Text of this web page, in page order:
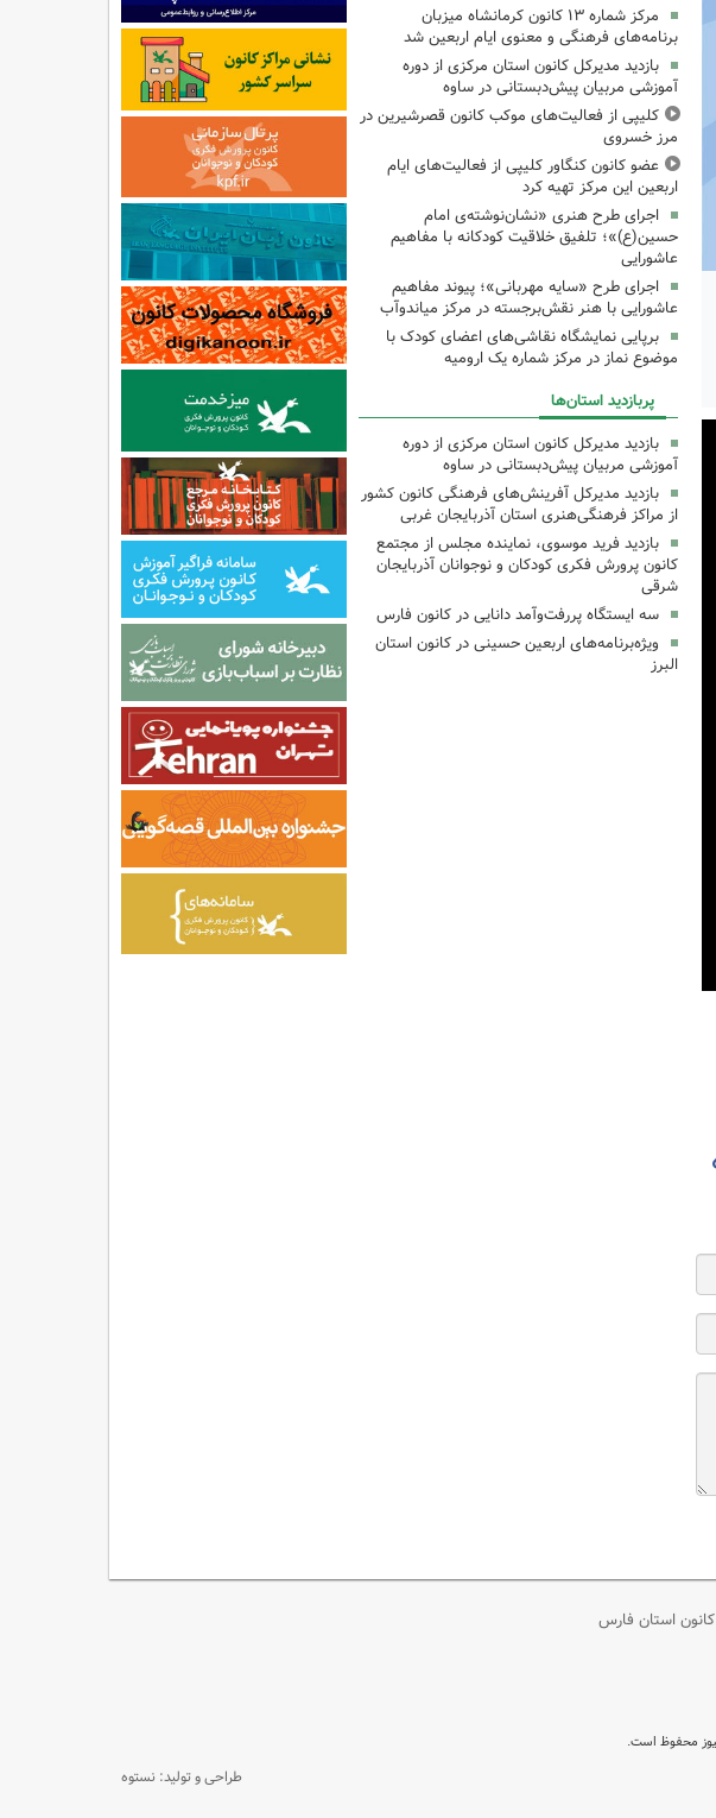
مرکز شماره ۱۳ کانون کرمانشاه میزبان
برنامه‌های فرهنگی و معنوی ایام اربعین شد
بازدید مدیرکل کانون استان مرکزی از دوره
آموزشی مربیان پیش‌دبستانی در ساوه
کلیپی از فعالیت‌های موکب کانون قصرشیرین در
مرز خسروی
عضو کانون کنگاور کلیپی از فعالیت‌های ایام
اربعین این مرکز تهیه کرد
اجرای طرح هنری «نشان‌نوشته‌ی امام
حسین(ع)»؛ تلفیق خلاقیت کودکانه با مفاهیم
عاشورایی
اجرای طرح «سایه مهربانی»؛ پیوند مفاهیم
عاشورایی با هنر نقش‌برجسته در مرکز میاندوآب
برپایی نمایشگاه نقاشی‌های اعضای کودک با
موضوع نماز در مرکز شماره یک ارومیه
پربازدید استان‌ها
بازدید مدیرکل کانون استان مرکزی از دوره
آموزشی مربیان پیش‌دبستانی در ساوه
بازدید مدیرکل آفرینش‌های فرهنگی کانون کشور
از مراکز فرهنگی‌هنری استان آذربایجان غربی
بازدید فرید موسوی، نماینده مجلس از مجتمع
کانون پرورش فکری کودکان و نوجوانان آذربایجان
شرقی
سه ایستگاه پررفت‌وآمد دانایی در کانون فارس
ویژه‌برنامه‌های اربعین حسینی در کانون استان
البرز
کانون استان فارس
محفوظ است.
طراحی و تولید: نستوه